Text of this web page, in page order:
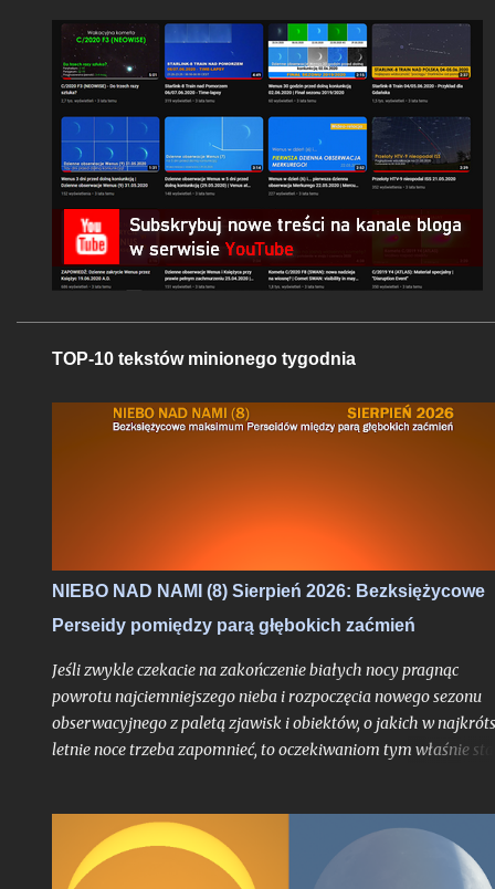
TOP-10 tekstów minionego tygodnia
NIEBO NAD NAMI (8) Sierpień 2026: Bezksiężycowe
Perseidy pomiędzy parą głębokich zaćmień
Jeśli zwykle czekacie na zakończenie białych nocy pragnąc
powrotu najciemniejszego nieba i rozpoczęcia nowego sezonu
obserwacyjnego z paletą zjawisk i obiektów, o jakich w
letnie noce trzeba zapomnieć, to oczekiwaniom tym właśnie
tym roku, trudno bowiem w najnowszej historii znaleźć
przypadek takiego sierpnia, który wiązałby się z
kumulacją wspaniałości na skalę jak w 2026 roku. O ile bowiem